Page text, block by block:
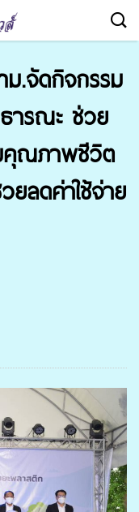
.จัดกิจกรรม
ารณะ ช่วย
คุณภาพชีวิต
ลดค่าใช้จ่าย